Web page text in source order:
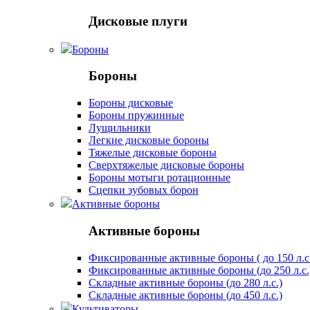
Дисковые плуги
Бороны
Бороны
Бороны дисковые
Бороны пружинные
Лущильники
Легкие дисковые бороны
Тяжелые дисковые бороны
Сверхтяжелые дисковые бороны
Бороны мотыги ротационные
Сцепки зубовых борон
Активные бороны
Активные бороны
Фиксированные активные бороны ( до 150
Фиксированные активные бороны (до 250
Складные активные бороны (до 280 л.с.)
Складные активные бороны (до 450 л.с.)